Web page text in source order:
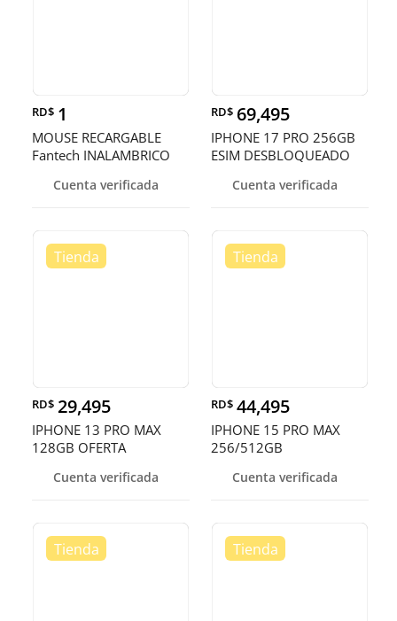
RD$ 1
MOUSE RECARGABLE
Fantech INALAMBRICO
NEGRO/BLANCO
Cuenta verificada
RD$ 69,495
IPHONE 17 PRO 256GB
ESIM DESBLOQUEADO
Cuenta verificada
RD$ 29,495
IPHONE 13 PRO MAX
128GB OFERTA
Cuenta verificada
RD$ 44,495
IPHONE 15 PRO MAX
256/512GB
OFERTA
Cuenta verificada